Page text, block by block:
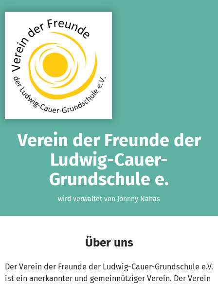
Verein der Freunde der
Ludwig-Cauer-
Grundschule e.
wird verwaltet von Johnny Nahas
Über uns
Der Verein der Freunde der Ludwig-Cauer-Grundschule e.V.
ist ein anerkannter und gemeinnütziger Verein. Der Verein